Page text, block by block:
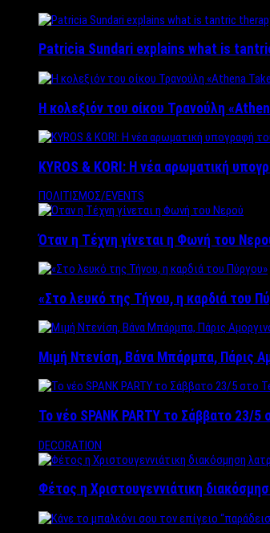
Patricia Sundari explains what is
Η κολεξιόν του οίκου Τρανούλη
KYROS & KORI: Η νέα αρωματική
ΠΟΛΙΤΙΣΜΟΣ/EVENTS
Όταν η Τέχνη γίνεται η Φωνή του
«Στο λευκό της Τήνου, η καρδιά του
Μιμή Ντενίση, Βάνα Μπάρμπα, Πάρις
Το νέο SPANK PARTY το Σάββατο 23/5
DECORATION
Φέτος η Χριστουγεννιάτικη